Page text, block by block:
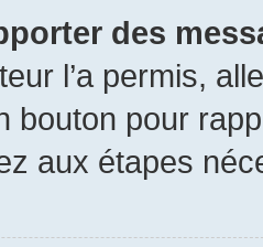
des
l’a permis,
bouton pour
aux étapes